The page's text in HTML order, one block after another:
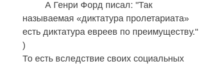
А Генри Форд писал: "Так
называемая «диктатура пролетариата»
есть диктатура евреев по преимуществу."
)
То есть вследствие своих социальных